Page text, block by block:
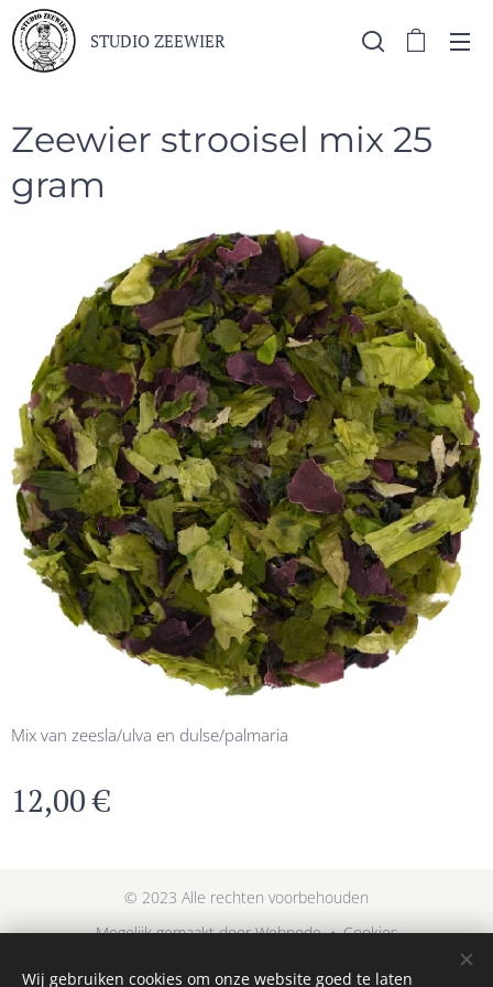
STUDIO ZEEWIER
Zeewier strooisel mix 25
gram
Mix van zeesla/ulva en dulse/palmaria
12,00€
© 2023 Alle rechten voorbehouden
Mogelijk gemaakt doorWebnode Cookies
Talen
Wij gebruiken cookies om onze website goed te laten